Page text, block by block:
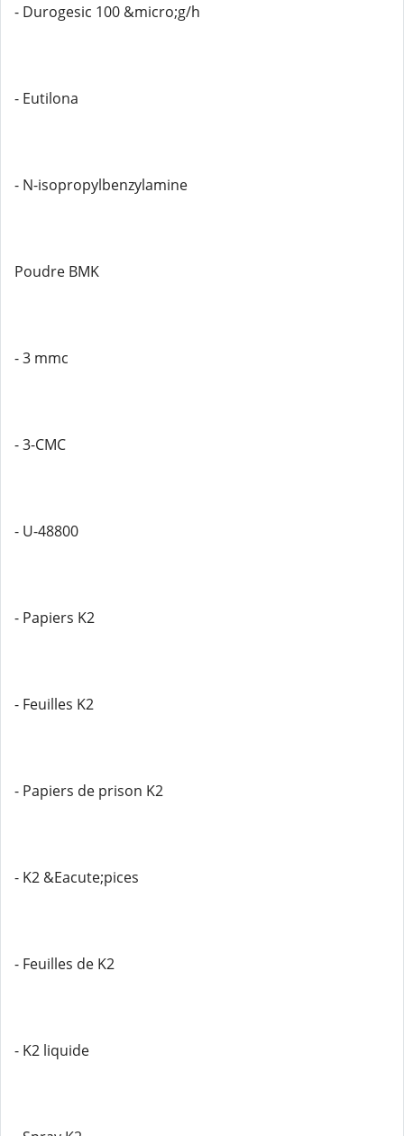
- Durogesic 100 &micro;g/h
- Eutilona
- N-isopropylbenzylamine
Poudre BMK
- 3 mmc
- 3-CMC
- U-48800
- Papiers K2
- Feuilles K2
- Papiers de prison K2
- K2 &Eacute;pices
- Feuilles de K2
- K2 liquide